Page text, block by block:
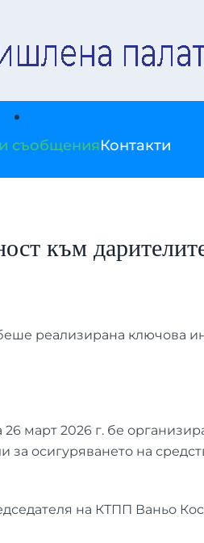
съобщенияКонтакти
към
реализирана ключова
март 2026 г. бе
осигуряването на
на КТПП Ваньо